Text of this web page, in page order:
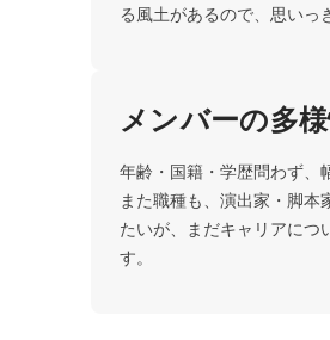
る風土があるので、思いっ
メンバーの多
年齢・国籍・学歴問わず、
また職種も、演出家・脚
たいが、まだキャリアにつ
す。